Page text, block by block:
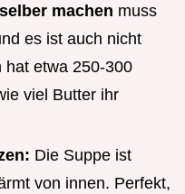
machen muss
es ist auch nicht
hat etwa 250-300
viel Butter ihr
Die Suppe ist
von innen. Perfekt,